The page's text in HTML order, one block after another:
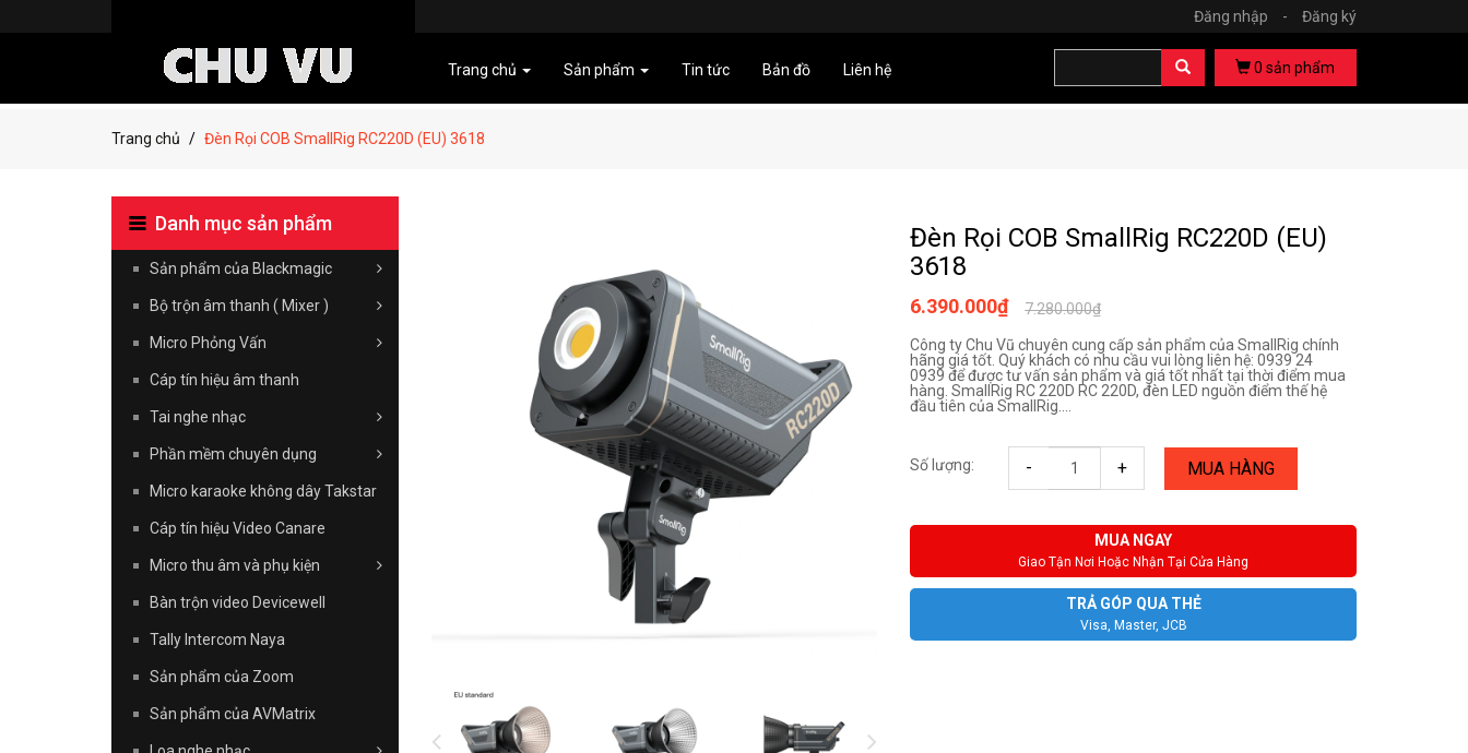
Đăng nhập - Đăng ký
Trang chủ Sản phẩm Tin tức Bản đồ Liên hệ 0 sản phẩm
Trang chủ Đèn Rọi COB SmallRig RC220D (EU) 3618
Đèn Rọi COB SmallRig RC220D (EU)
3618
7.280.000₫
6.390.000₫
Công ty Chu Vũ chuyên cung cấp sản phẩm của SmallRig chính
hãng giá tốt. Quý khách có nhu cầu vui lòng liên hệ: 0939 24
0939 để được tư vấn sản phẩm và giá tốt nhất tại thời điểm mua
hàng. SmallRig RC 220D RC 220D, đèn LED nguồn điểm thế hệ
đầu tiên của SmallRig....
Số lượng: - + MUA HÀNG
MUA NGAY
Giao Tận Nơi Hoặc Nhận Tại Cửa Hàng
TRẢ GÓP QUA THẺ
Visa, Master, JCB
Danh mục sản phẩm
Sản phẩm của Blackmagic
Bộ trộn âm thanh ( Mixer )
Micro Phỏng Vấn
Cáp tín hiệu âm thanh
Tai nghe nhạc
Phần mềm chuyên dụng
Micro karaoke không dây Takstar
Cáp tín hiệu Video Canare
Micro thu âm và phụ kiện
Bàn trộn video Devicewell
Tally Intercom Naya
Sản phẩm của Zoom
Sản phẩm của AVMatrix